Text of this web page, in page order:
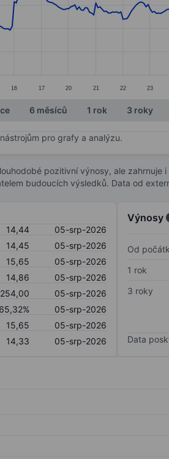
ranges from 12.81 to 15.45.
16 17 20 21 22 23
6 měsíců 1 rok 3 roky
pro grafy a analýzu.
pozitivní výnosy, ale
budoucích výsledků. Data od
14,44
05-srp-2026
14,45
05-srp-2026
15,65
05-srp-2026
14,86
05-srp-2026
05-srp-2026
05-srp-2026
15,65
05-srp-2026
14,33 05-srp-2026
Výnosy
Od
1 rok
3 roky
Data